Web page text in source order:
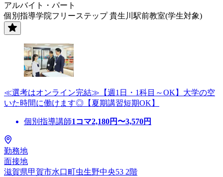
アルバイト・パート
個別指導学院フリーステップ 貴生川駅前教室(学生対象)
≪選考はオンライン完結≫【週1日・1科目～OK】大学の空
いた時間に働けます◎【夏期講習短期OK】
個別指導講師1コマ2,180円〜3,570円
勤務地
面接地
滋賀県甲賀市水口町虫生野中央53 2階